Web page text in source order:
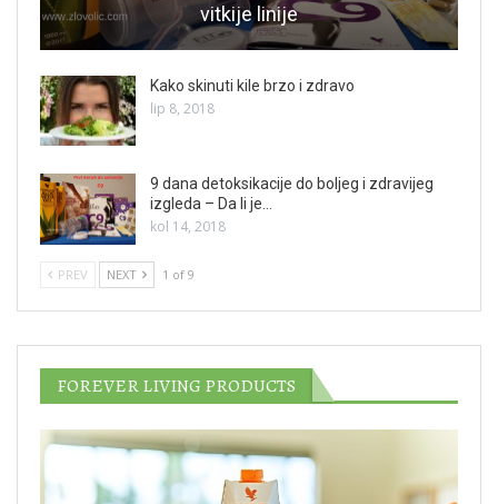
vitkije linije
Kako skinuti kile brzo i zdravo
lip 8, 2018
9 dana detoksikacije do boljeg i zdravijeg
izgleda – Da li je…
kol 14, 2018
PREV NEXT 1 of 9
FOREVER LIVING PRODUCTS